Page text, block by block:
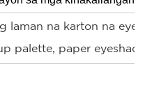
laman na karton na
palette, paper